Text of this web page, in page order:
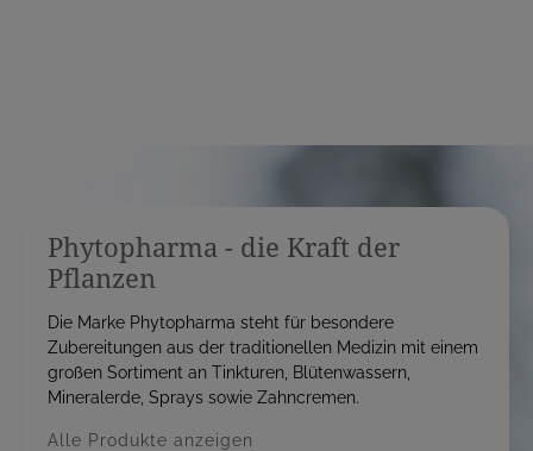
Phytopharma - die Kraft der
Pflanzen
Die Marke Phytopharma steht für besondere
Zubereitungen aus der traditionellen Medizin mit einem
großen Sortiment an Tinkturen, Blütenwassern,
Mineralerde, Sprays sowie Zahncremen.
Alle Produkte anzeigen